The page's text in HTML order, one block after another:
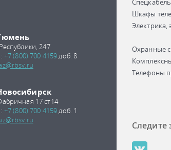
247
+7 (800) 700 4159доб. 8
17 ст14
+7 (800) 700 4159доб. 1
Спецкабель
Шкафы
Электрика,
Охранные
Телефоны
Следите